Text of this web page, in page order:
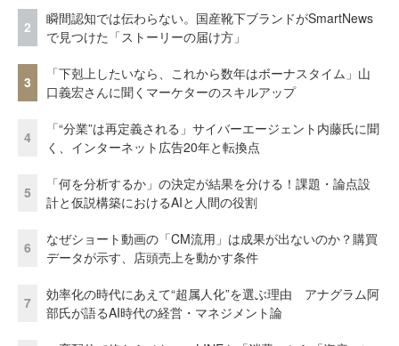
2
瞬間認知では伝わらない。国産靴下ブランドがSmartNews
で見つけた「ストーリーの届け方」
3
「下剋上したいなら、これから数年はボーナスタイム」山
口義宏さんに聞くマーケターのスキルアップ
4
「“分業”は再定義される」サイバーエージェント内藤氏に聞
く、インターネット広告20年と転換点
5
「何を分析するか」の決定が結果を分ける！課題・論点設
計と仮説構築におけるAIと人間の役割
6
なぜショート動画の「CM流用」は成果が出ないのか？購買
データが示す、店頭売上を動かす条件
7
効率化の時代にあえて“超属人化”を選ぶ理由 アナグラム阿
部氏が語るAI時代の経営・マネジメント論